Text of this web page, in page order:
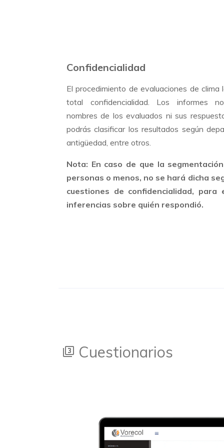
Confidencialidad
El procedimiento de evaluaciones de clima
total confidencialidad. Los informes
nombres de los evaluados ni sus
podrás clasificar los resultados según
antigüedad, entre otros.
Nota: En caso de que la
personas o menos, no se hará dicha
cuestiones de confidencialidad, para
inferencias sobre quién respondió.
filter_3 Cuestionarios